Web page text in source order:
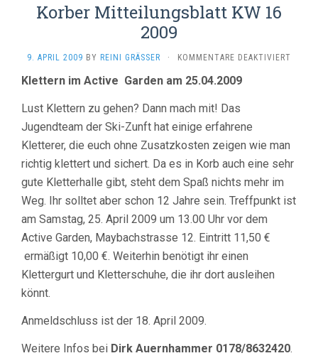
Korber Mitteilungsblatt KW 16
2009
9. APRIL 2009 BY REINI GRÄSSER · KOMMENTARE DEAKTIVIERT
Klettern im Active Garden am 25.04.2009
Lust Klettern zu gehen? Dann mach mit! Das
Jugendteam der Ski-Zunft hat einige erfahrene
Kletterer, die euch ohne Zusatzkosten zeigen wie man
richtig klettert und sichert. Da es in Korb auch eine sehr
gute Kletterhalle gibt, steht dem Spaß nichts mehr im
Weg. Ihr solltet aber schon 12 Jahre sein. Treffpunkt ist
am Samstag, 25. April 2009 um 13.00 Uhr vor dem
Active Garden, Maybachstrasse 12. Eintritt 11,50 €
ermäßigt 10,00 €. Weiterhin benötigt ihr einen
Klettergurt und Kletterschuhe, die ihr dort ausleihen
könnt.
Anmeldschluss ist der 18. April 2009.
Weitere Infos bei Dirk Auernhammer 0178/8632420.